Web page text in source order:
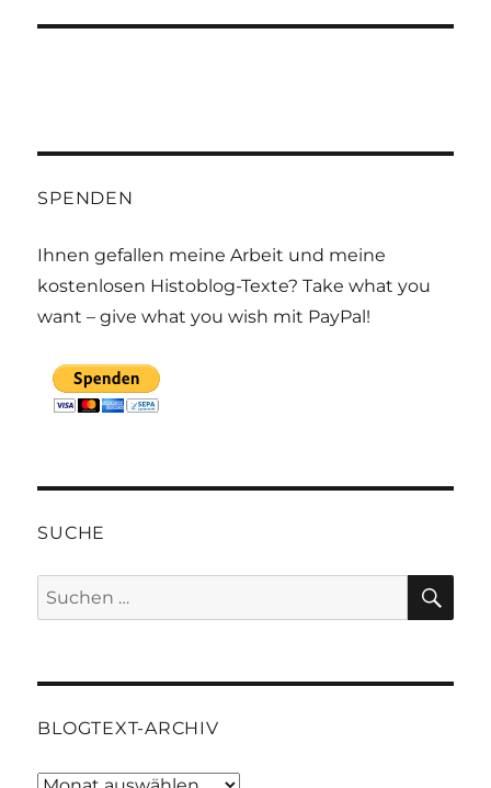
SPENDEN
Ihnen gefallen meine Arbeit und meine
kostenlosen Histoblog-Texte? Take what you
want – give what you wish mit PayPal!
SUCHE
Suchen
nach:
BLOGTEXT-ARCHIV